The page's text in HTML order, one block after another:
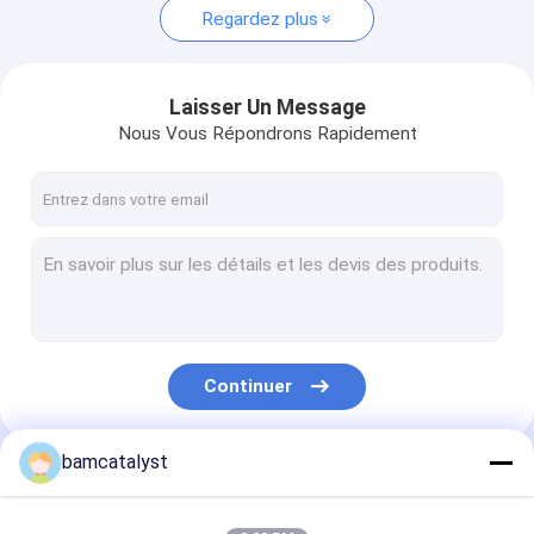
Regardez plus
Laisser Un Message
Nous Vous Répondrons Rapidement
Continuer
Nos Catégories
bamcatalyst